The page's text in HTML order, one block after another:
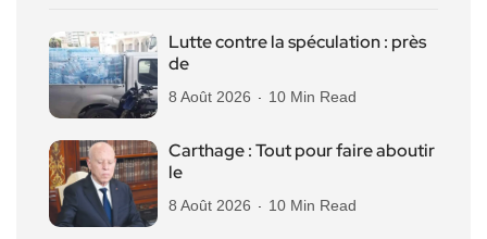
Lutte contre la spéculation : près
de
8 Août 2026 10 Min Read
Carthage : Tout pour faire aboutir
le
8 Août 2026 10 Min Read